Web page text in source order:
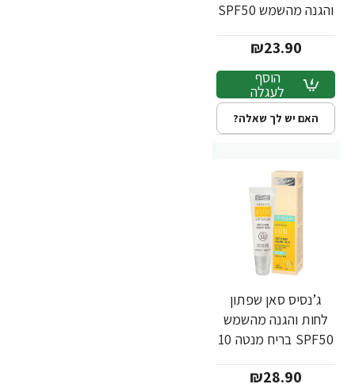
והגנה מהשמש SPF50
פישר
₪23.90
הוסף
לעגלה
האם יש לך שאלה?
ג’נסיס סאן שפתון
לחות והגנה מהשמש
SPF50 בריח מנטה 10
₪28.90